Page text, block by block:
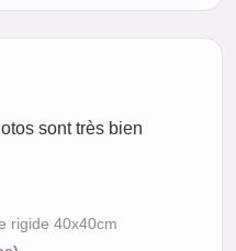
sont très bien
rigide 40x40cm